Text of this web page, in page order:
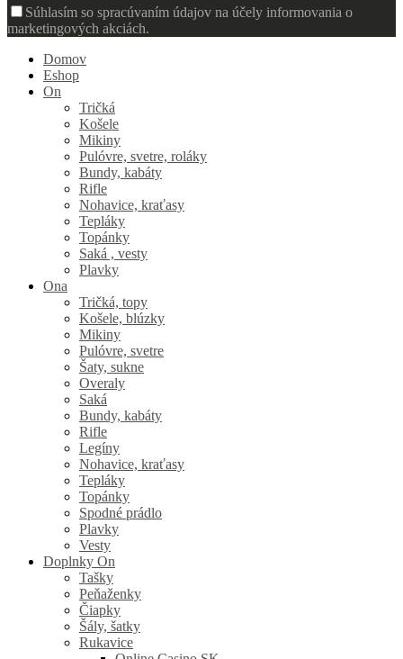
Súhlasím so spracúvaním údajov na účely informovania o
marketingových akciách.
Domov
Eshop
On
Tričká
Košele
Mikiny
Pulóvre, svetre, roláky
Bundy, kabáty
Rifle
Nohavice, kraťasy
Tepláky
Topánky
Saká , vesty
Plavky
Ona
Tričká, topy
Košele, blúzky
Mikiny
Pulóvre, svetre
Šaty, sukne
Overaly
Saká
Bundy, kabáty
Rifle
Legíny
Nohavice, kraťasy
Tepláky
Topánky
Spodné prádlo
Plavky
Vesty
Doplnky On
Tašky
Peňaženky
Čiapky
Šály, šatky
Rukavice